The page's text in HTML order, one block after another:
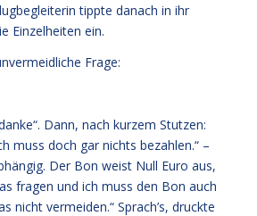
tippte danach in ihr
Einzelheiten ein.
Frage:
Dann, nach kurzem Stutzen:
muss doch gar nichts bezahlen.“ –
Der Bon weist Null Euro aus,
fragen und ich muss den Bon auch
nicht vermeiden.“ Sprach’s, druckte